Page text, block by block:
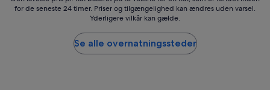
laveste
for de seneste 24 timer. Priser og tilgængelighed kan ændres uden varsel.
Yderligere vilkår kan gælde.
Se alle overnatningssteder